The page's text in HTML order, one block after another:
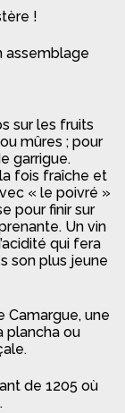
!
assemblage
sur les fruits
mûres ; pour
garrigue.
fois fraîche et
« le poivré »
pour finir sur
Un vin
qui fera
son plus jeune
Camargue, une
plancha ou
de 1205 où